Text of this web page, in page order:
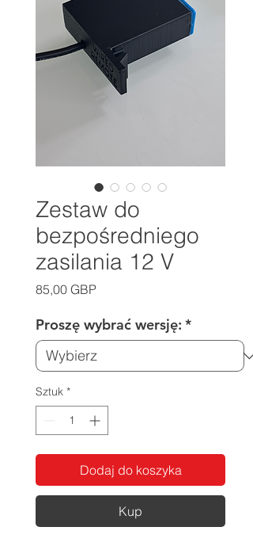
Zestaw do
bezpośredniego
zasilania 12 V
85,00 GBPCena
Proszę wybrać wersję: *
Sztuk *
Dodaj do koszyka
Kup